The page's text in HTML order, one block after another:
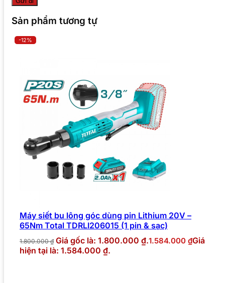
Sản phẩm tương tự
-12%
Máy siết bu lông góc dùng pin Lithium 20V –
65Nm Total TDRLI206015 (1 pin & sạc)
1.800.000₫ Giá gốc là: 1.800.000 ₫.1.584.000 ₫Giá
hiện tại là: 1.584.000 ₫.